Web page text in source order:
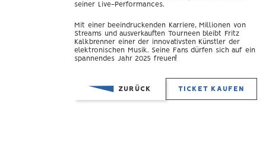
seiner Live-Performances.
Mit einer beeindruckenden Karriere, Millionen von
Streams und ausverkauften Tourneen bleibt Fritz
Kalkbrenner einer der innovativsten Künstler der
elektronischen Musik. Seine Fans dürfen sich auf ein
spannendes Jahr 2025 freuen!
ZURÜCK TICKET KAUFEN